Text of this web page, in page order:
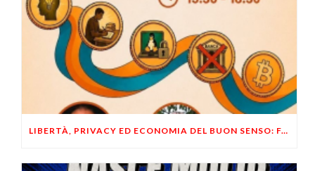
LIBERTÀ, PRIVACY ED ECONOMIA DEL BUON SENSO: FACCO E MUSUMECI A CASALECCHIO DI RENO (BO)